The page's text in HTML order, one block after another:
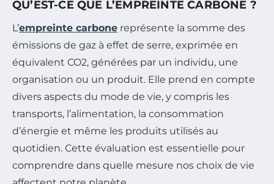
QU’EST-CE QUE L’EMPREINTE CARBONE ?
L’empreinte carbone représente la somme des
émissions de gaz à effet de serre, exprimée en
équivalent CO2, générées par un individu, une
organisation ou un produit. Elle prend en compte
divers aspects du mode de vie, y compris les
transports, l’alimentation, la consommation
d’énergie et même les produits utilisés au
quotidien. Cette évaluation est essentielle pour
comprendre dans quelle mesure nos choix de vie